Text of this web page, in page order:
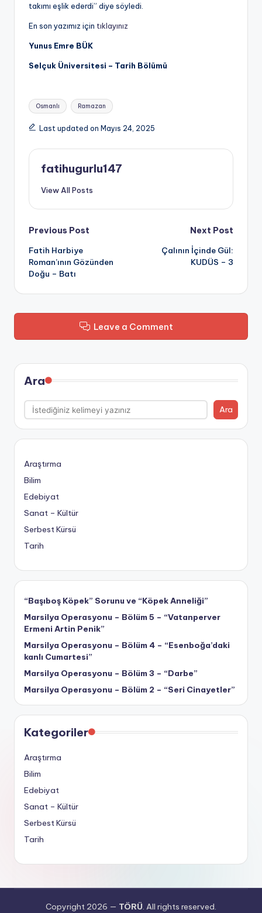
takımı eşlik ederdi” diye söyledi.
En son yazımız için tıklayınız
Yunus Emre BÜK
Selçuk Üniversitesi – Tarih Bölümü
Tags:
Osmanlı Ramazan
Last updated on Mayıs 24, 2025
fatihugurlu147
View All Posts
Post
navigation
Previous Post
Fatih Harbiye
Roman’ının Gözünden
Doğu – Batı
Next Post
Çalının İçinde Gül:
KUDÜS – 3
Leave a Comment
Ara
Ara
Araştırma
Bilim
Edebiyat
Sanat – Kültür
Serbest Kürsü
Tarih
“Başıboş Köpek” Sorunu ve “Köpek Anneliği”
Marsilya Operasyonu – Bölüm 5 – “Vatanperver
Ermeni Artin Penik”
Marsilya Operasyonu – Bölüm 4 – “Esenboğa’daki
kanlı Cumartesi”
Marsilya Operasyonu – Bölüm 3 – “Darbe”
Marsilya Operasyonu – Bölüm 2 – “Seri Cinayetler”
Kategoriler
Araştırma
Bilim
Edebiyat
Sanat – Kültür
Serbest Kürsü
Tarih
Copyright 2026 — TÖRÜ. All rights reserved.